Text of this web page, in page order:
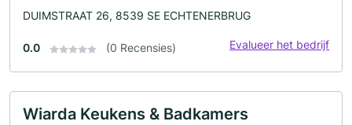
DUIMSTRAAT 26, 8539 SE ECHTENERBRUG
0.0 (0 Recensies) Evalueer het bedrijf
Wiarda Keukens & Badkamers